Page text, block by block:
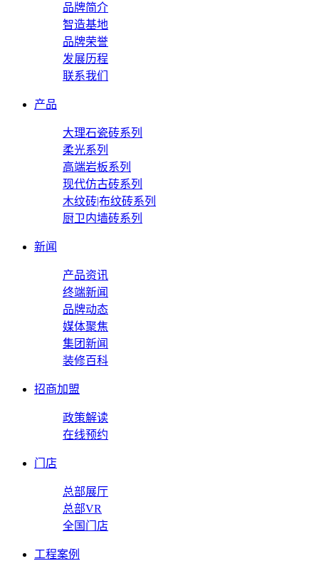
品牌简介
智造基地
品牌荣誉
发展历程
联系我们
产品
大理石瓷砖系列
柔光系列
高端岩板系列
现代仿古砖系列
木纹砖|布纹砖系列
厨卫内墙砖系列
新闻
产品资讯
终端新闻
品牌动态
媒体聚焦
集团新闻
装修百科
招商加盟
政策解读
在线预约
门店
总部展厅
总部VR
全国门店
工程案例